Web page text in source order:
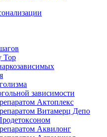
Top
зависимости
Актоплекс
Витамерц Депо
Аквилонг